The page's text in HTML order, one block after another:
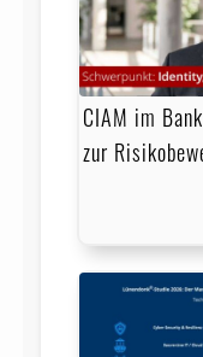
CIAM im
zur